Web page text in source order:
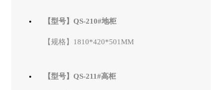
【型号】QS-210#地柜
【规格】1810*420*501MM
【型号】QS-211#高柜